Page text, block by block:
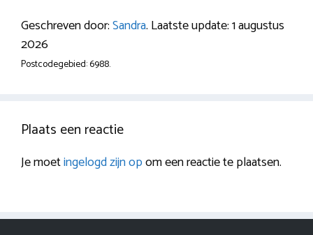
Geschreven door:Sandra. Laatste update: 1 augustus
2026
Postcodegebied: 6988.
Plaats een reactie
Je moetingelogd zijn opom een reactie te plaatsen.